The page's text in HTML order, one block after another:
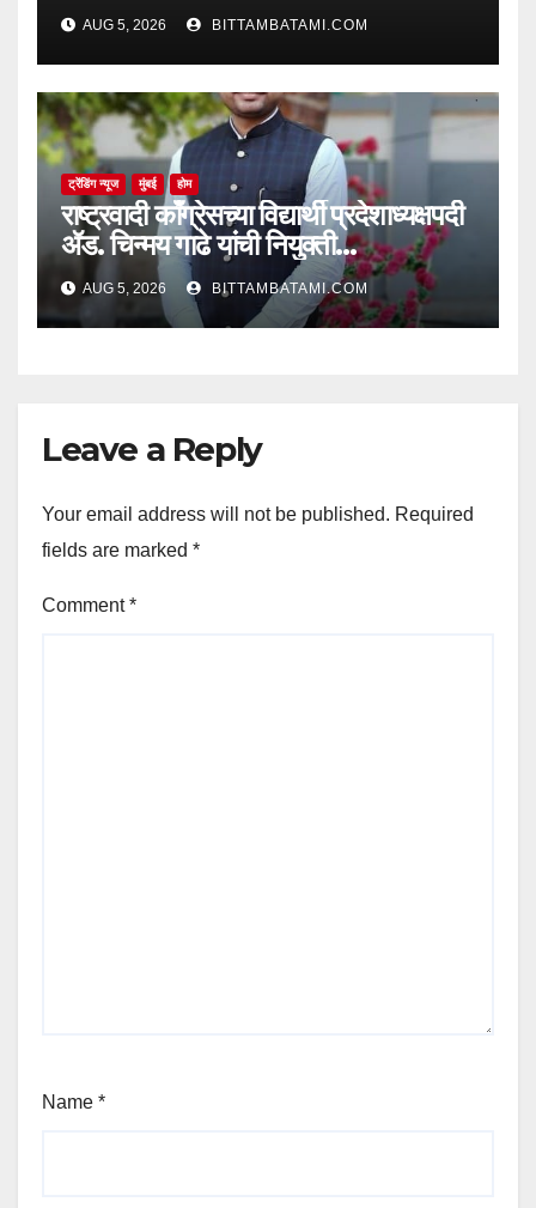
AUG 5, 2026 BITTAMBATAMI.COM
ट्रेंडिंग न्यूज मुंबई होम
राष्ट्रवादी काँग्रेसच्या विद्यार्थी प्रदेशाध्यक्षपदी
ॲड. चिन्मय गाढे यांची नियुक्ती…
AUG 5, 2026 BITTAMBATAMI.COM
Leave a Reply
Your email address will not be published. Required
fields are marked *
Comment*
Name *